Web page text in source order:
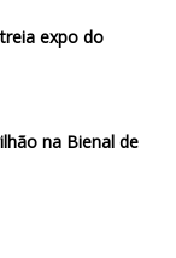
expo do
na Bienal de